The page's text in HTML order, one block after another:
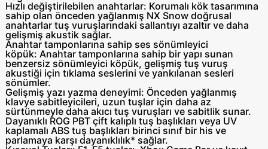
Hızlı değiştirilebilen anahtarlar: Korumalı kök tasarımına
sahip olan önceden yağlanmış NX Snow doğrusal
anahtarlar tuş vuruşlarındaki sallantıyı azaltır ve daha
gelişmiş akustik sağlar.
Anahtar tamponlarına sahip ses sönümleyici
köpük: Anahtar tamponlarına sahip bir yapı sunan
benzersiz sönümleyici köpük, gelişmiş tuş vuruş
akustiği için tıklama seslerini ve yankılanan sesleri
sönümler.
Gelişmiş yazı yazma deneyimi: Önceden yağlanmış
klavye sabitleyicileri, uzun tuşlar için daha az
sürtünmeyle daha akıcı tuş vuruşları ve sabitlik sunar.
Dayanıklı ROG PBT çift kalıplı tuş başlıkları veya UV
kaplamalı ABS tuş başlıkları birinci sınıf bir his ve
parlamaya karşı dayanıklılık* sağlar.